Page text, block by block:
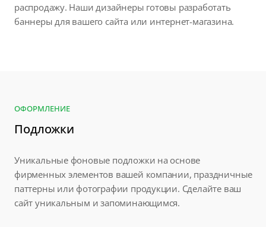
распродажу. Наши дизайнеры готовы разработать
баннеры для вашего сайта или интернет-магазина.
ОФОРМЛЕНИЕ
Подложки
Уникальные фоновые подложки на основе
фирменных элементов вашей компании, праздничные
паттерны или фотографии продукции. Сделайте ваш
сайт уникальным и запоминающимся.